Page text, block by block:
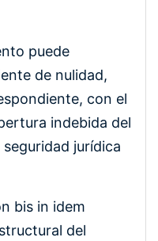
puede
de nulidad,
con el
indebida del
jurídica
bis in idem
del